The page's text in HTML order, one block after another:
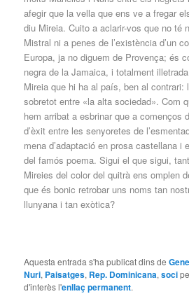
afegir que la vella que ens ve a fregar
diu Mireia. Cuito a aclarir-vos que no té
Mistral ni a penes de l’existència d’un
Europa, ja no diguem de Provença; és
negra de la Jamaica, i totalment
Mireia que hi ha al país, ben al contrari:
sobretot entre «la alta sociedad». Com
hem arribat a esbrinar que a començos
d’èxit entre les senyoretes de
mena d’adaptació en prosa castellana i
del famós poema. Sigui el que sigui,
Mireies del color del quitrà ens omplen
que és bonic retrobar uns noms tan
llunyana i tan exòtica?
Aquesta entrada s'ha publicat dins de
Nuri, Paisatges, Rep. Dominicana,soci
d'interès l'enllaç permanent.